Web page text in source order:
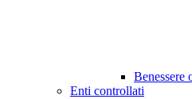
Benessere
Enti controllati